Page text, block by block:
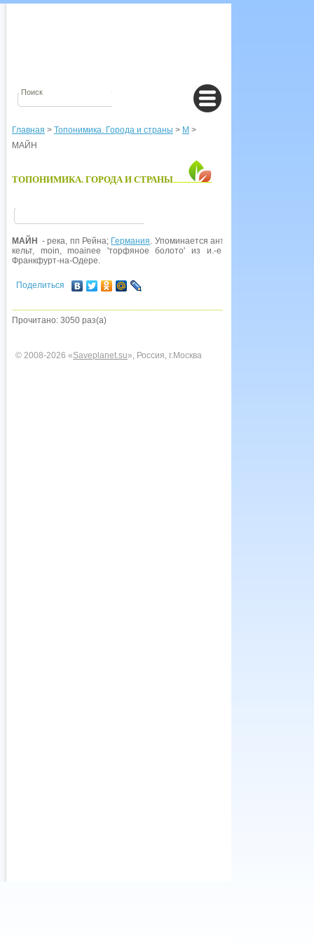
Главная > Топонимика. Города и страны > М >
МАЙН
ТОПОНИМИКА. ГОРОДА И СТРАНЫ
МАЙН - река, пп Рейна; Германия. Упоминается античными авторами
кельт, moin, moainee 'торфяное болото' из и.-е. *moinia 'болото'.
Франкфурт-на-Одере.
Поделиться
Прочитано: 3050 раз(а)
© 2008-2026 «Saveplanet.su», Россия, г.Москва